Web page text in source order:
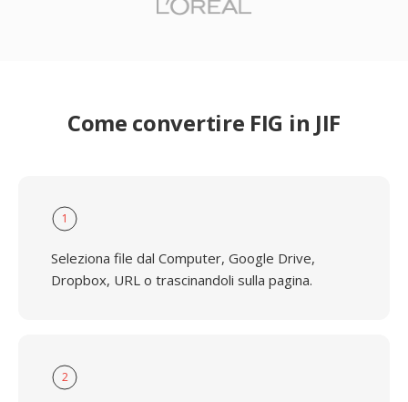
Come convertire FIG in JIF
1
Seleziona file dal Computer, Google Drive,
Dropbox, URL o trascinandoli sulla pagina.
2